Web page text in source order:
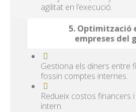
agilitat en l’execució.
5. Optimització
empreses del
Gestiona els diners entre
fossin comptes internes.
Redueix costos financers
intern.